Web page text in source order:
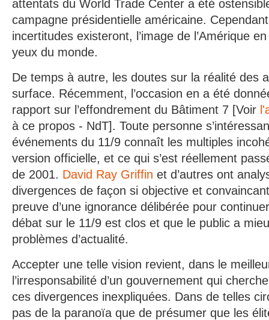
attentats du World Trade Center a été
campagne présidentielle américaine.
incertitudes existeront, l’image de l’Amérique
yeux du monde.
De temps à autre, les doutes sur la réalité des
surface. Récemment, l’occasion en a été
rapport sur l’effondrement du Bâtiment 7 [Voir
à ce propos - NdT]. Toute personne
événements du 11/9 connaît les multiples
version officielle, et ce qui s’est réellement
de 2001. David Ray Griffin et d’autres ont
divergences de façon si objective et
preuve d’une ignorance délibérée pour
débat sur le 11/9 est clos et que le public a
problèmes d’actualité.
Accepter une telle vision revient, dans le
l’irresponsabilité d’un gouvernement qui
ces divergences inexpliquées. Dans de telles
pas de la paranoïa que de présumer que les